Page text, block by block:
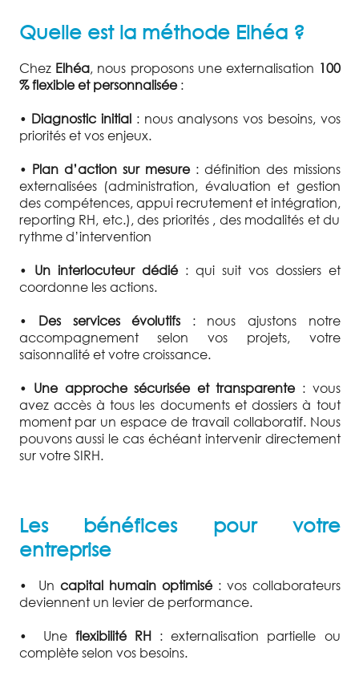
Quelle est la méthode Elhéa ?
Chez Elhéa, nous proposons une externalisation 100
% flexible et personnalisée:
• Diagnostic initial : nous analysons vos besoins, vos
priorités et vos enjeux.
• Plan d’action sur mesure: définition des missions
externalisées (administration, évaluation et gestion
des compétences, appui recrutement et intégration,
reporting RH, etc.), des priorités , des modalités et du
rythme d’intervention
• Un interlocuteur dédié: qui suit vos dossiers et
coordonne les actions.
•
Des services évolutifs : nous ajustons notre
accompagnement selon vos projets, votre
saisonnalité et votre croissance.
• Une approche sécurisée et transparente: vous
avez accès à tous les documents et dossiers à tout
moment par un espace de travail collaboratif. Nous
pouvons aussi le cas échéant intervenir directement
sur votre SIRH.
Les bénéfices pour votre
entreprise
• Un capital humain optimisé: vos collaborateurs
deviennent un levier de performance.
•
Une flexibilité RH : externalisation partielle ou
complète selon vos besoins.